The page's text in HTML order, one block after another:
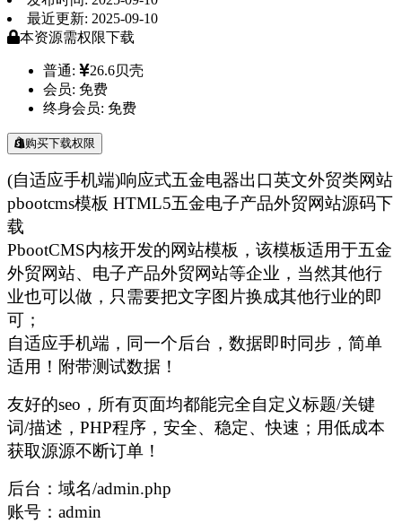
最近更新: 2025-09-10
本资源需权限下载
普通:
26.6贝壳
会员: 免费
终身会员: 免费
购买下载权限
(自适应手机端)响应式五金电器出口英文外贸类网站
pbootcms模板 HTML5五金电子产品外贸网站源码下
载
PbootCMS内核开发的网站模板，该模板适用于五金
外贸网站、电子产品外贸网站等企业，当然其他行
业也可以做，只需要把文字图片换成其他行业的即
可；
自适应手机端，同一个后台，数据即时同步，简单
适用！附带测试数据！
友好的seo，所有页面均都能完全自定义标题/关键
词/描述，PHP程序，安全、稳定、快速；用低成本
获取源源不断订单！
后台：域名/admin.php
账号：admin